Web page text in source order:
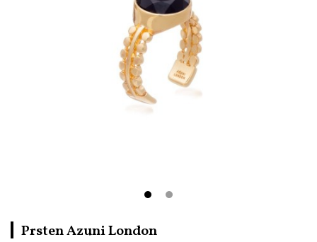
Prsten Azuni LondonEtrusca